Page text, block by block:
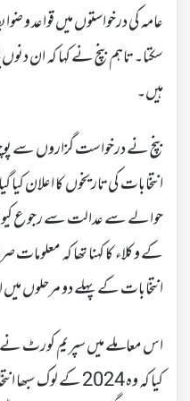
عامہ کی درخواستوں میں قواعد و
سکتا۔ تاہم بنچ نے کہا کہ ان
ہیں۔
انتخابات کی تاریخوں کا اعلان
حوالے سے عدالت سے رجوع
کے وکلاء کا کہنا تھا کہ
انتخابات کے پہلے دو مرحلوں
کیا کہ وہ 2024 کے